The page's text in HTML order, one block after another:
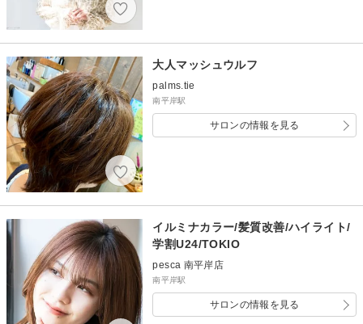
大人マッシュウルフ
palms.tie
南平岸駅
サロンの情報を見る
イルミナカラー/髪質改善/ハイライト/
学割U24/TOKIO
pesca 南平岸店
南平岸駅
サロンの情報を見る